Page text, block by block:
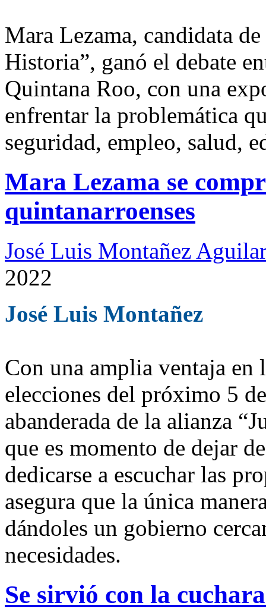
Mara Lezama, candidata
Historia”, ganó el debate
Quintana Roo, con una
enfrentar la problemática
seguridad, empleo, salud,
Mara Lezama se
quintanarroenses
José Luis Montañez Aguilar
2022
José Luis Montañez
Con una amplia ventaja en
elecciones del próximo 5
abanderada de la alianza
que es momento de dejar
dedicarse a escuchar las
asegura que la única
dándoles un gobierno
necesidades.
Se sirvió con la